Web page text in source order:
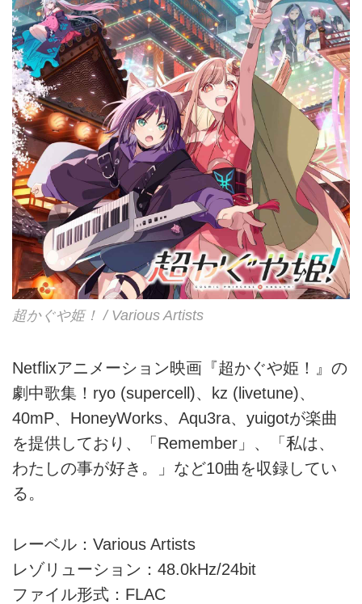
超かぐや姫！ / Various Artists
Netflixアニメーション映画『超かぐや姫！』の
劇中歌集！ryo (supercell)、kz (livetune)、
40mP、HoneyWorks、Aqu3ra、yuigotが楽曲
を提供しており、「Remember」、「私は、
わたしの事が好き。」など10曲を収録してい
る。
レーベル：Various Artists
レゾリューション：48.0kHz/24bit
ファイル形式：FLAC